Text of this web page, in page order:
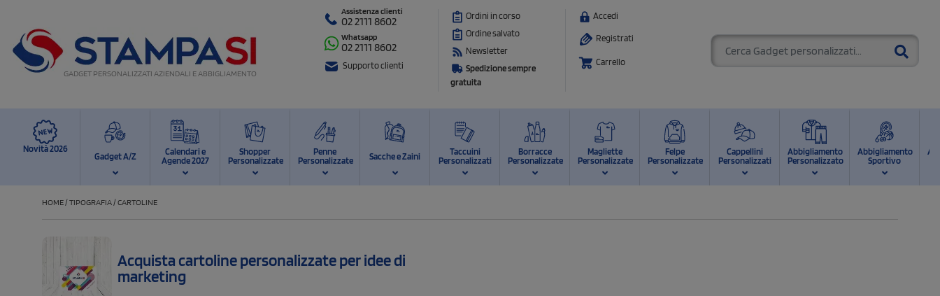
GADGET PERSONALIZZATI AZIENDALI E ABBIGLIAMENTO
Assistenza clienti
02 2111 8602
Whatsapp
02 2111 8602
Supporto clienti
Ordini in corso
Ordine salvato
Newsletter
Spedizione sempre
gratuita
Accedi
Registrati
Carrello
Novità 2026
Gadget A/Z
Calendari e
Agende 2027
Shopper
Personalizzate
Penne
Personalizzate
Sacche e Zaini
Taccuini
Personalizzati
Borracce
Personalizzate
Magliette
Personalizzate
Felpe
Personalizzate
Cappellini
Personalizzati
Abbigliamento
Personalizzato
Abbigliamento
Sportivo
HOME /TIPOGRAFIA /CARTOLINE
Acquista cartoline personalizzate per idee di
marketing